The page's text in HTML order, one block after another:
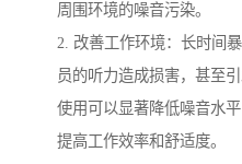
周围环境的噪音污染。
2. 改善工作环境：长时间
员的听力造成损害，甚至
使用可以显著降低噪音水
提高工作效率和舒适度。